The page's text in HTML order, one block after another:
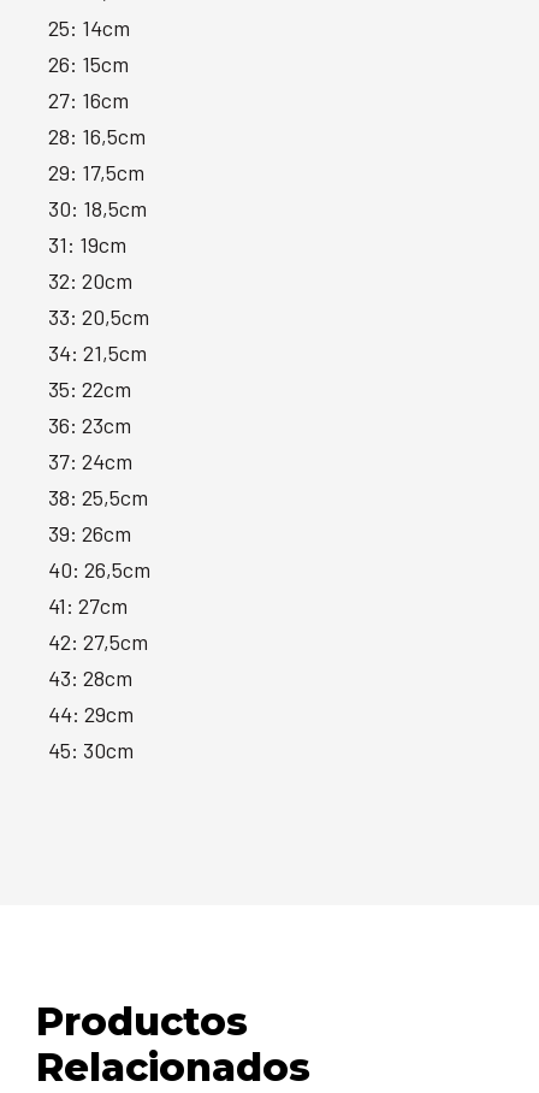
25: 14cm
26: 15cm
27: 16cm
28: 16,5cm
29: 17,5cm
30: 18,5cm
31: 19cm
32: 20cm
33: 20,5cm
34: 21,5cm
35: 22cm
36: 23cm
37: 24cm
38: 25,5cm
39: 26cm
40: 26,5cm
41: 27cm
42: 27,5cm
43: 28cm
44: 29cm
45: 30cm
Productos
Relacionados